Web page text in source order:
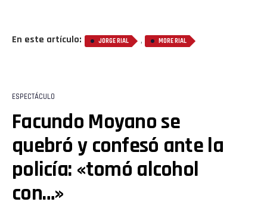
En este artículo: JORGE RIAL , MORE RIAL
ESPECTÁCULO
Facundo Moyano se
quebró y confesó ante la
policía: «tomó alcohol
con…»